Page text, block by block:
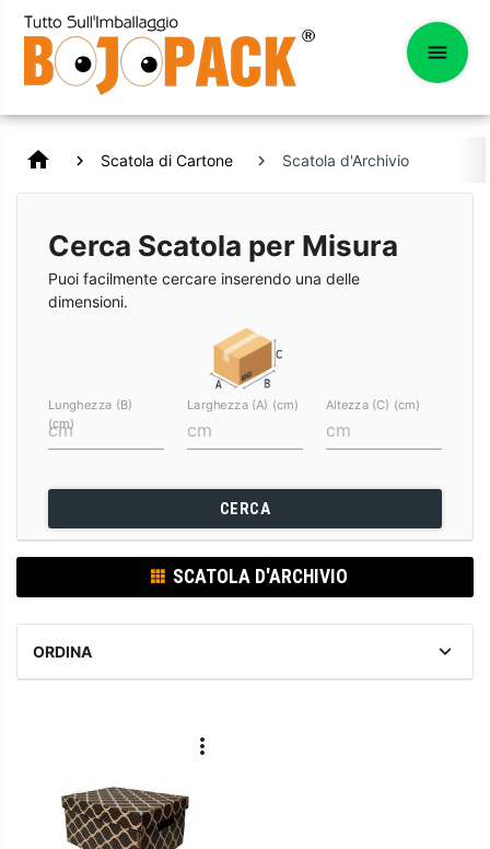
home Scatola di Cartone Scatola d'Archivio
Cerca Scatola per Misura
Puoi facilmente cercare inserendo una delle
dimensioni.
Lunghezza (B)
(cm)
Larghezza (A) (cm) Altezza (C) (cm)
CERCA
SCATOLA D'ARCHIVIO
ORDINA